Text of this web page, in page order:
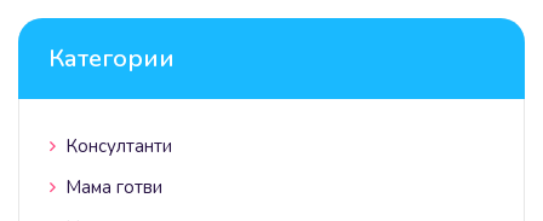
Категории
Консултанти
Мама готви